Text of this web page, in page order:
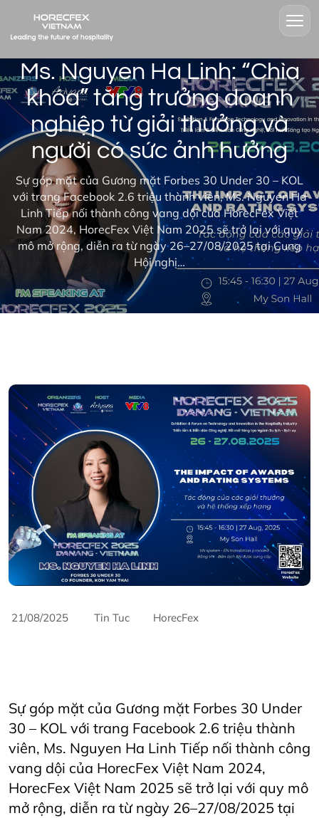
Ms. Nguyen Ha Linh: “Chìa
khóa” tăng trưởng doanh
nghiệp từ giải thưởng và
người có sức ảnh hưởng
Sự góp mặt của Gương mặt Forbes 30 Under 30 – KOL
với trang Facebook 2.6 triệu thành viên, Ms. Nguyen Ha
Linh Tiếp nối thành công vang dội của HorecFex Việt
Nam 2024, HorecFex Việt Nam 2025 sẽ trở lại với quy
mô mở rộng, diễn ra từ ngày 26–27/08/2025 tại Cung
Hội nghị…
21/08/2025 Tin Tuc HorecFex
Sự góp mặt của Gương mặt Forbes 30 Under
30 – KOL với trang Facebook 2.6 triệu thành
viên, Ms. Nguyen Ha Linh Tiếp nối thành công
vang dội của HorecFex Việt Nam 2024,
HorecFex Việt Nam 2025 sẽ trở lại với quy mô
mở rộng, diễn ra từ ngày 26–27/08/2025 tại